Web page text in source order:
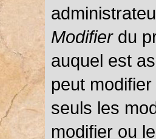
Modifierdu
auquel est
peut
seuls les
modifier ou